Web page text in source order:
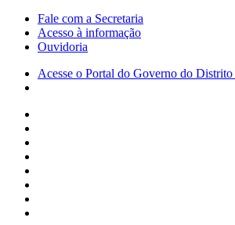
Fale com a Secretaria
Acesso à informação
Ouvidoria
Acesse o Portal do Governo do Distrito